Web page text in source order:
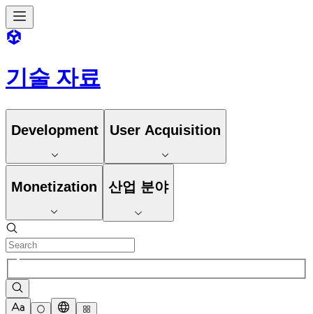
기술 자료
Development User Acquisition
Monetization 산업 분야